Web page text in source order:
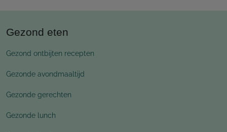
Gezond eten
Gezond ontbijten recepten
Gezonde avondmaaltijd
Gezonde gerechten
Gezonde lunch